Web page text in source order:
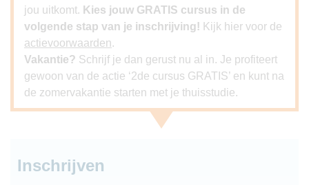
jou uitkomt. Kies jouw GRATIS cursus in de
volgende stap van je inschrijving! Kijk hier voor de
actievoorwaarden.
Vakantie? Schrijf je dan gerust nu al in. Je profiteert
gewoon van de actie ‘2de cursus GRATIS’ en kunt na
de zomervakantie starten met je thuisstudie.
Inschrijven